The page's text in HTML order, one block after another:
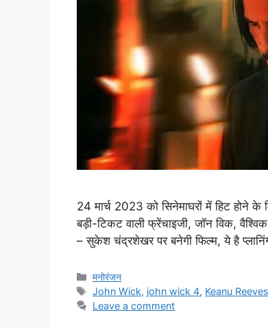
24 मार्च 2023 को सिनेमाघरों में हिट होने
बड़ी-टिकट वाली फ्रेंचाइजी, जॉन विक,
– सुकेश चंद्रशेखर पर बनेगी फिल्म, ये है
मनोरंजन
John Wick, john wick 4, Keanu Reeves
Leave a comment